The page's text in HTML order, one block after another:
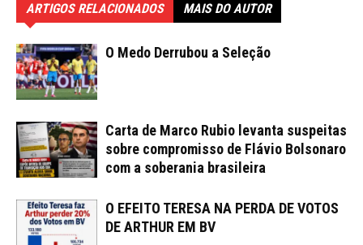
ARTIGOS RELACIONADOS MAIS DO AUTOR
O Medo Derrubou a Seleção
Carta de Marco Rubio levanta suspeitas
sobre compromisso de Flávio Bolsonaro
com a soberania brasileira
O EFEITO TERESA NA PERDA DE VOTOS
DE ARTHUR EM BV